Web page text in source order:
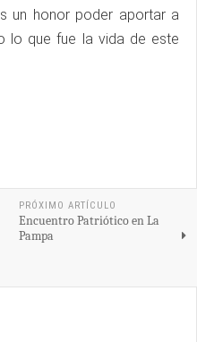
un honor poder aportar a
lo que fue la vida de este
PRÓXIMO ARTÍCULO
Encuentro Patriótico en La
Pampa